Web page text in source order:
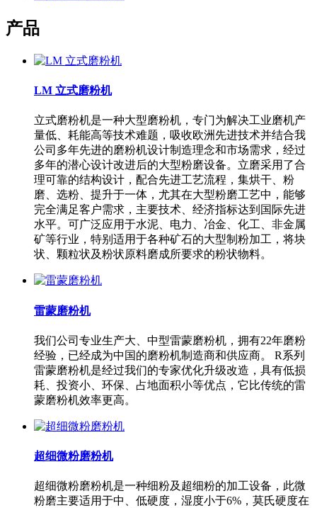
产品
LM 立式磨粉机
立式磨粉机是一种大型磨粉机，专门为解决工业磨机产
量低、耗能高等技术难题，吸收欧洲先进技术并结合我
公司多年先进的磨粉机设计制造理念和市场需求，经过
多年的潜心设计改进后的大型粉磨设备。立磨采用了合
理可靠的结构设计，配合先进工艺流程，集烘干、粉
磨、选粉、提升于一体，尤其在大型粉磨工艺中，能够
完全满足客户需求，主要技术、经济指标达到国际先进
水平。可广泛应用于水泥、电力、冶金、化工、非金属
矿等行业，特别适用于各种矿石的大型制粉加工，将块
状、颗粒状及粉状原料磨成所要求的粉状物料。
雷蒙磨粉机
我们公司专业生产大、中型雷蒙磨粉机，拥有22年磨粉
经验，已经成为中国的磨粉机制造商和供应商。 R系列
雷蒙磨粉机是经过我们的专家优化升级改造，具有低损
耗、投资小、环保、占地面积小等优点，它比传统的雷
蒙磨粉机效率更高。
超细微粉磨粉机
超细微粉磨粉机是一种细粉及超细粉的加工设备，此微
粉磨主要适用于中、低硬度，湿度小于6%，莫氏硬度在